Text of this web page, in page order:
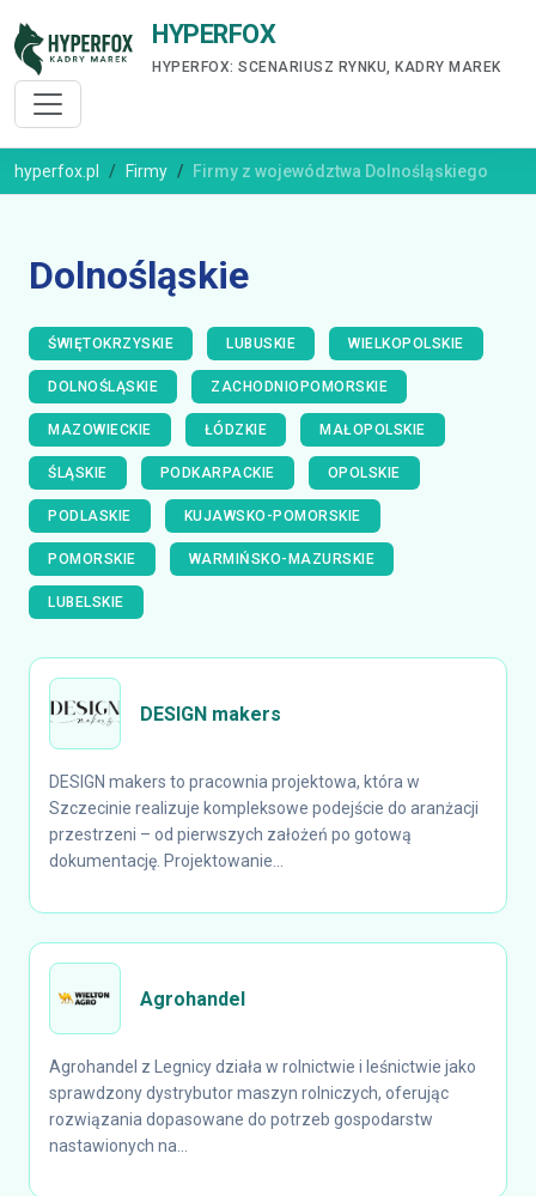
HYPERFOX
HYPERFOX: SCENARIUSZ RYNKU, KADRY MAREK
hyperfox.pl Firmy Firmy z województwa Dolnośląskiego
Dolnośląskie
ŚWIĘTOKRZYSKIE LUBUSKIE WIELKOPOLSKIE
DOLNOŚLĄSKIE ZACHODNIOPOMORSKIE
MAZOWIECKIE ŁÓDZKIE MAŁOPOLSKIE
ŚLĄSKIE PODKARPACKIE OPOLSKIE
PODLASKIE KUJAWSKO-POMORSKIE
POMORSKIE WARMIŃSKO-MAZURSKIE
LUBELSKIE
DESIGN makers
DESIGN makers to pracownia projektowa, która w
Szczecinie realizuje kompleksowe podejście do aranżacji
przestrzeni – od pierwszych założeń po gotową
dokumentację. Projektowanie...
Agrohandel
Agrohandel z Legnicy działa w rolnictwie i leśnictwie jako
sprawdzony dystrybutor maszyn rolniczych, oferując
rozwiązania dopasowane do potrzeb gospodarstw
nastawionych na...